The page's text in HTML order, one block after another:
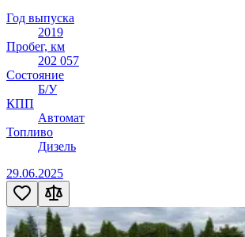
Год выпуска
2019
Пробег, км
202 057
Состояние
Б/У
КПП
Автомат
Топливо
Дизель
29.06.2025